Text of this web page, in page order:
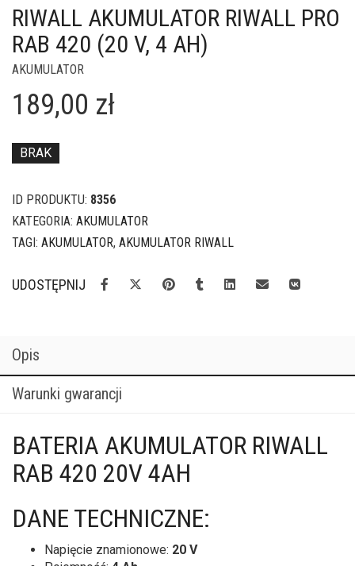
RIWALL AKUMULATOR RIWALL PRO
RAB 420 (20 V, 4 AH)
AKUMULATOR
189,00 zł
BRAK
ID PRODUKTU: 8356
KATEGORIA: AKUMULATOR
TAGI: AKUMULATOR, AKUMULATOR RIWALL
UDOSTĘPNIJ
Opis
Warunki gwarancji
BATERIA AKUMULATOR RIWALL
RAB 420 20V 4AH
DANE TECHNICZNE:
Napięcie znamionowe: 20 V